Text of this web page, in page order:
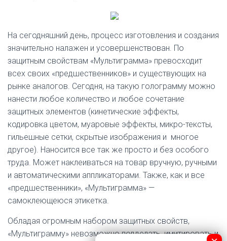
На сегодняшний день, процесс изготовления и создания
значительно налажен и усовершенствован. По
защитным свойствам «Мультиграмма» превосходит
всех своих «предшественников» и существующих на
рынке аналогов. Сегодня, на такую голограмму можно
нанести любое количество и любое сочетание
защитных элементов (кинетические эффекты,
кодировка цветом, муаровые эффекты, микро-тексты,
гильешные сетки, скрытые изображения и многое
другое). Наносится все так же просто и без особого
труда. Может наклеиваться на товар вручную, ручными
и автоматическими аппликаторами. Также, как и все
«предшественники», «Мультиграмма» —
самоклеющеюся этикетка.
Обладая огромным набором защитных свойств,
«Мультиграмму» невозможно подделать, имитировать и